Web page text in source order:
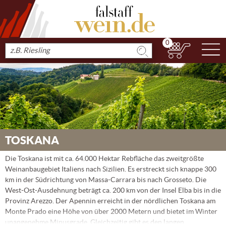
Produkt
suchen
0
TOSKANA
Die Toskana ist mit ca. 64.000 Hektar Rebfläche das zweitgrößte
Weinanbaugebiet Italiens nach Sizilien. Es erstreckt sich knappe 300
km in der Südrichtung von Massa-Carrara bis nach Grosseto. Die
West-Ost-Ausdehnung beträgt ca. 200 km von der Insel Elba bis in die
Provinz Arezzo. Der Apennin erreicht in der nördlichen Toskana am
Monte Prado eine Höhe von über 2000 Metern und bietet im Winter
unangenehme Minusgrade. Gleichzeitig gibt es den langen